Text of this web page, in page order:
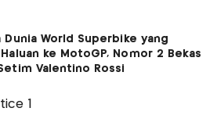
Dunia World Superbike yang
Haluan ke MotoGP, Nomor 2 Bekas
Valentino Rossi
1